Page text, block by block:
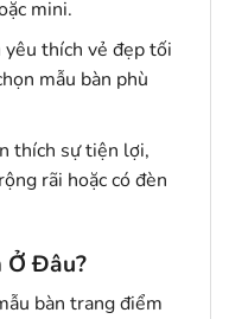
mini.
yêu thích vẻ đẹp tối
mẫu bàn phù
thích sự tiện lợi,
rãi hoặc có đèn
Ở Đâu?
bàn trang điểm